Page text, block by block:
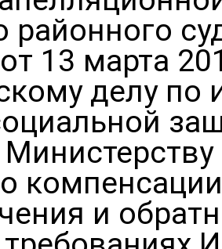
районного
13 марта
делу по
и